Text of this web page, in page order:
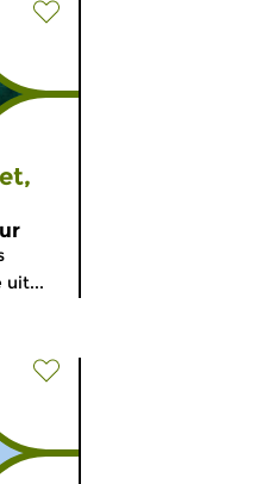
uit...